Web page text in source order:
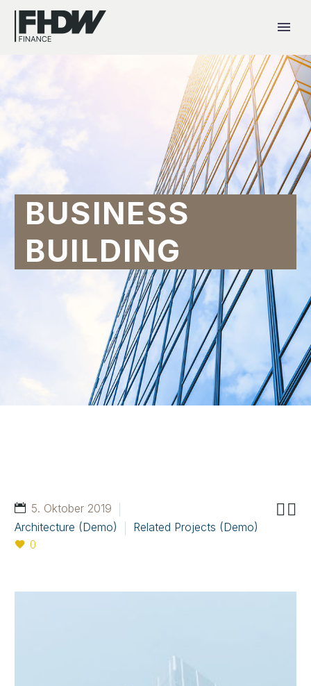
BUSINESS
BUILDING

5. Oktober 2019
Architecture (Demo)
Related Projects (Demo)
0